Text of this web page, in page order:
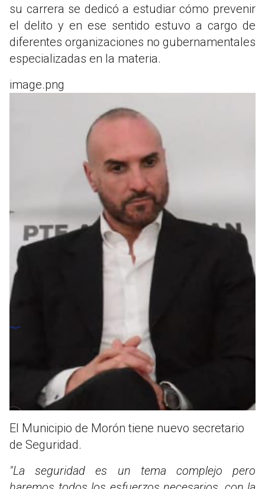
su carrera se dedicó a estudiar cómo prevenir
el delito y en ese sentido estuvo a cargo de
diferentes organizaciones no gubernamentales
especializadas en la materia.
image.png
El Municipio de Morón tiene nuevo secretario
de Seguridad.
"La seguridad es un tema complejo pero